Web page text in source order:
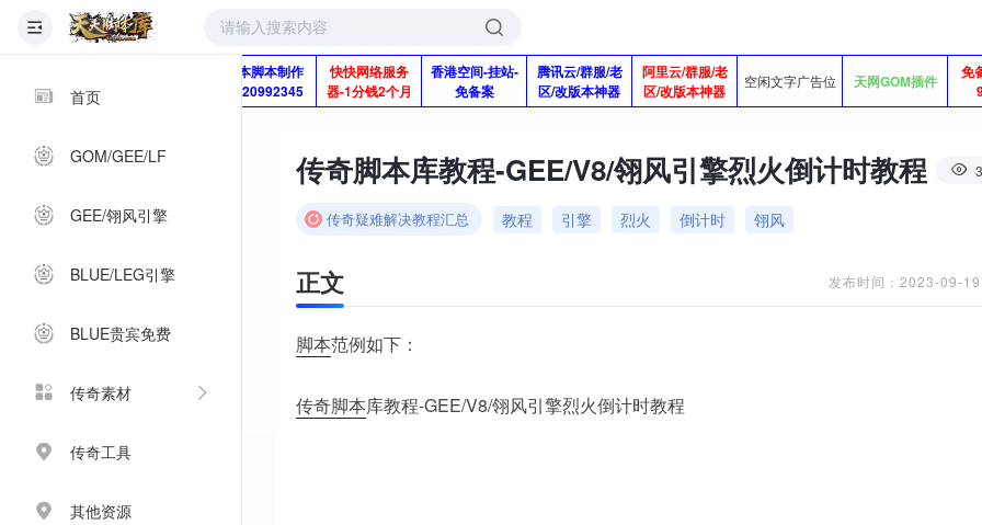
首页
GOM/GEE/LF
GEE/翎风引擎
BLUE/LEG引擎
BLUE贵宾免费
传奇素材
传奇工具
其他资源
版本脚本制作
Q920992345
快快网络服务
器-1分钱2个月
香港空间-挂站-
免备案
腾讯云/群服/老
区/改版本神器
阿里云/群服/老
区/改版本神器
空闲文字广告位 天网GOM插件
免
传奇脚本库教程-GEE/V8/翎风引擎烈火倒计时教程
传奇疑难解决教程汇总 教程 引擎 烈火 倒计时 翎风
正文 发布时间：2023-09-19
脚本范例如下：
传奇脚本库教程-GEE/V8/翎风引擎烈火倒计时教程